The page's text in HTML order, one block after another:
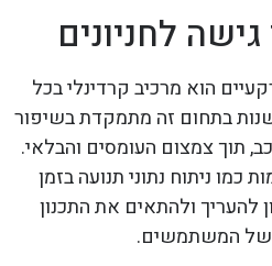
לחניונים
הוא מרכיב קרדינלי בכל
בתחום זה מתמקדת בשיפור
תוך צמצום העומסים והבלאי.
כמו ניתוח נתוני תנועה בזמן
ולהתאים את התכנון
המשתמשים.